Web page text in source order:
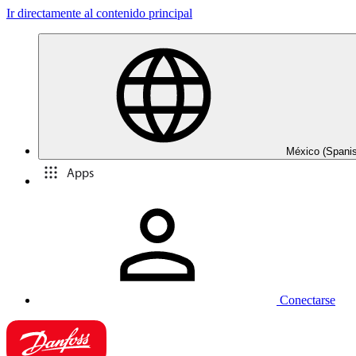
Ir directamente al contenido principal
México
Apps
Conectarse